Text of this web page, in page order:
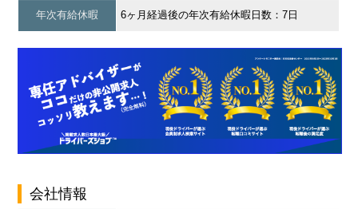
年次有給休暇 6ヶ月経過後の年次有給休暇日数：7日
会社情報